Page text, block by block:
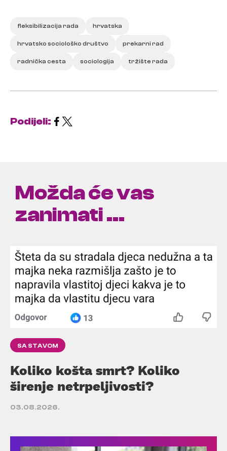
fleksibilizacija rada hrvatska
hrvatsko sociološko društvo prekarni rad
radnička cesta sociologija tržište rada
Podijeli:
Možda će vas
zanimati ...
SA STAVOM
Koliko košta smrt? Koliko
širenje netrpeljivosti?
03.08.2026.